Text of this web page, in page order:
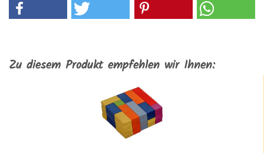
Zu diesem Produkt empfehlen wir Ihnen: